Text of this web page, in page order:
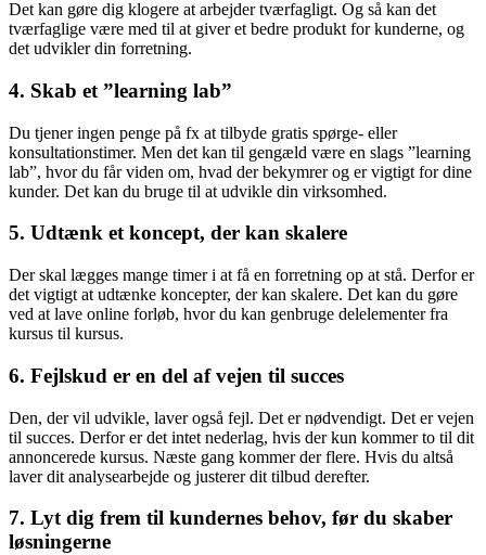
Det kan gøre dig klogere at arbejder tværfagligt. Og så kan det
tværfaglige være med til at giver et bedre produkt for kunderne, og
det udvikler din forretning.
4. Skab et ”learning lab”
Du tjener ingen penge på fx at tilbyde gratis spørge- eller
konsultationstimer. Men det kan til gengæld være en slags ”learning
lab”, hvor du får viden om, hvad der bekymrer og er vigtigt for dine
kunder. Det kan du bruge til at udvikle din virksomhed.
5. Udtænk et koncept, der kan skalere
Der skal lægges mange timer i at få en forretning op at stå. Derfor er
det vigtigt at udtænke koncepter, der kan skalere. Det kan du gøre
ved at lave online forløb, hvor du kan genbruge delelementer fra
kursus til kursus.
6. Fejlskud er en del af vejen til succes
Den, der vil udvikle, laver også fejl. Det er nødvendigt. Det er vejen
til succes. Derfor er det intet nederlag, hvis der kun kommer to til dit
annoncerede kursus. Næste gang kommer der flere. Hvis du altså
laver dit analysearbejde og justerer dit tilbud derefter.
7. Lyt dig frem til kundernes behov, før du skaber
løsningerne